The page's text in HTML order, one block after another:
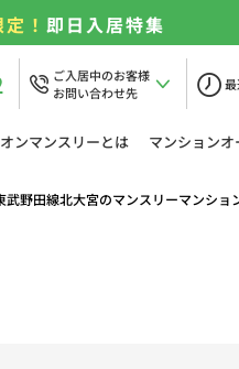
定！即日入居特集
ご入居中のお客様
お問い合わせ先
ンマンスリーとは マンションオ
武野田線北大宮のマンスリーマンショ